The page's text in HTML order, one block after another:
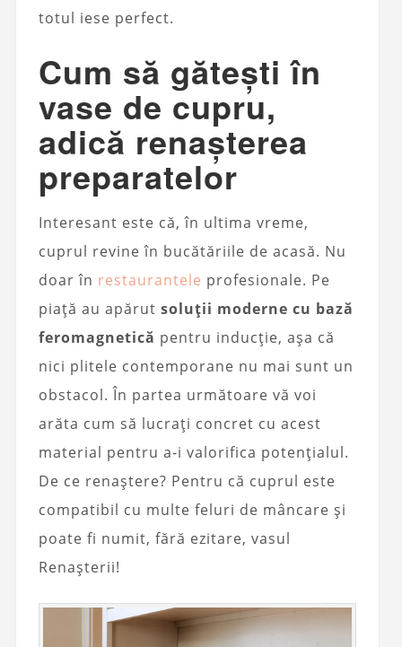
totul iese perfect.
Cum să gătești în
vase de cupru,
adică renașterea
preparatelor
Interesant este că, în ultima vreme,
cuprul revine în bucătăriile de acasă. Nu
doar în restaurantele profesionale. Pe
piață au apărut soluții moderne cu bază
feromagnetică pentru inducție, așa că
nici plitele contemporane nu mai sunt un
obstacol. În partea următoare vă voi
arăta cum să lucrați concret cu acest
material pentru a-i valorifica potențialul.
De ce renaștere? Pentru că cuprul este
compatibil cu multe feluri de mâncare și
poate fi numit, fără ezitare, vasul
Renașterii!